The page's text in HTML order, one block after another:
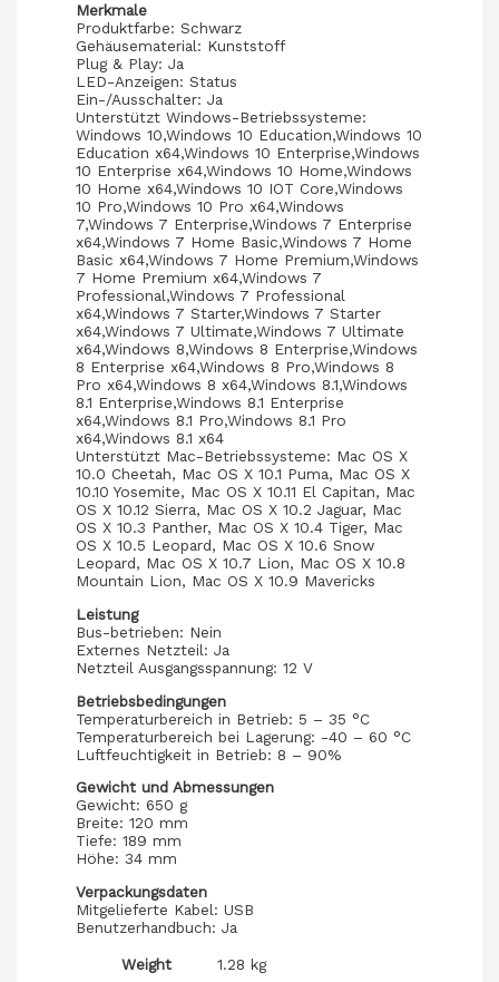
Merkmale
Produktfarbe: Schwarz
Gehäusematerial: Kunststoff
Plug & Play: Ja
LED-Anzeigen: Status
Ein-/Ausschalter: Ja
Unterstützt Windows-Betriebssysteme:
Windows 10,Windows 10 Education,Windows 10
Education x64,Windows 10 Enterprise,Windows
10 Enterprise x64,Windows 10 Home,Windows
10 Home x64,Windows 10 IOT Core,Windows
10 Pro,Windows 10 Pro x64,Windows
7,Windows 7 Enterprise,Windows 7 Enterprise
x64,Windows 7 Home Basic,Windows 7 Home
Basic x64,Windows 7 Home Premium,Windows
7 Home Premium x64,Windows 7
Professional,Windows 7 Professional
x64,Windows 7 Starter,Windows 7 Starter
x64,Windows 7 Ultimate,Windows 7 Ultimate
x64,Windows 8,Windows 8 Enterprise,Windows
8 Enterprise x64,Windows 8 Pro,Windows 8
Pro x64,Windows 8 x64,Windows 8.1,Windows
8.1 Enterprise,Windows 8.1 Enterprise
x64,Windows 8.1 Pro,Windows 8.1 Pro
x64,Windows 8.1 x64
Unterstützt Mac-Betriebssysteme: Mac OS X
10.0 Cheetah, Mac OS X 10.1 Puma, Mac OS X
10.10 Yosemite, Mac OS X 10.11 El Capitan, Mac
OS X 10.12 Sierra, Mac OS X 10.2 Jaguar, Mac
OS X 10.3 Panther, Mac OS X 10.4 Tiger, Mac
OS X 10.5 Leopard, Mac OS X 10.6 Snow
Leopard, Mac OS X 10.7 Lion, Mac OS X 10.8
Mountain Lion, Mac OS X 10.9 Mavericks
Leistung
Bus-betrieben: Nein
Externes Netzteil: Ja
Netzteil Ausgangsspannung: 12 V
Betriebsbedingungen
Temperaturbereich in Betrieb: 5 – 35 °C
Temperaturbereich bei Lagerung: -40 – 60 °C
Luftfeuchtigkeit in Betrieb: 8 – 90%
Gewicht und Abmessungen
Gewicht: 650 g
Breite: 120 mm
Tiefe: 189 mm
Höhe: 34 mm
Verpackungsdaten
Mitgelieferte Kabel: USB
Benutzerhandbuch: Ja
Weight 1.28 kg